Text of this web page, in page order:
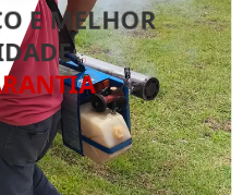
E MELHOR